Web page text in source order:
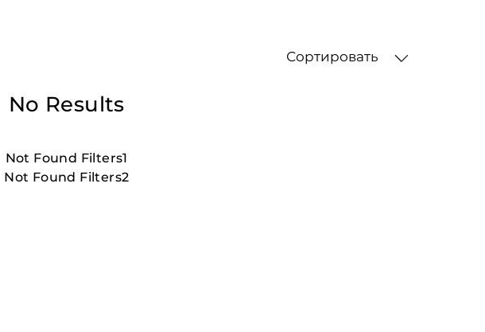
Сортировать
No Results
Not Found Filters1
Not Found Filters2